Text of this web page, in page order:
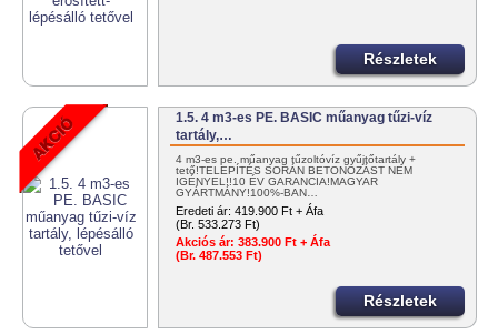
Részletek
1.5. 4 m3-es PE. BASIC műanyag tűzi-víz
tartály,…
4 m3-es pe. műanyag tűzoltóvíz gyűjtőtartály +
tető!TELEPÍTÉS SORÁN BETONOZÁST NEM
IGÉNYEL!!10 ÉV GARANCIA!MAGYAR
GYÁRTMÁNY!100%-BAN…
Eredeti ár: 419.900 Ft + Áfa
(Br. 533.273 Ft)
Akciós ár: 383.900 Ft + Áfa
(Br. 487.553 Ft)
Részletek